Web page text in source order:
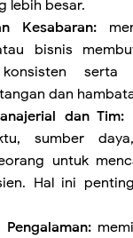
lebih besar.
Kesabaran:
bisnis
serta
dan
dan Tim:
sumber
untuk
Hal ini